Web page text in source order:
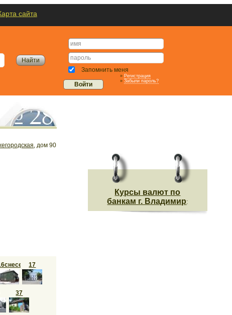
сайта
Запомнить меня
» Регистрация
» Забыли пароль?
, дом 90
17
37
Курсы валют по
банкам г. Владимир: